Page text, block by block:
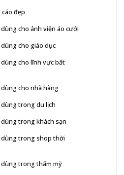
đẹp
cho ảnh viện áo cưới
cho giáo dục
cho lĩnh vực bất
cho nhà hàng
trong du lịch
trong khách sạn
trong shop thời
trong thẩm mỹ